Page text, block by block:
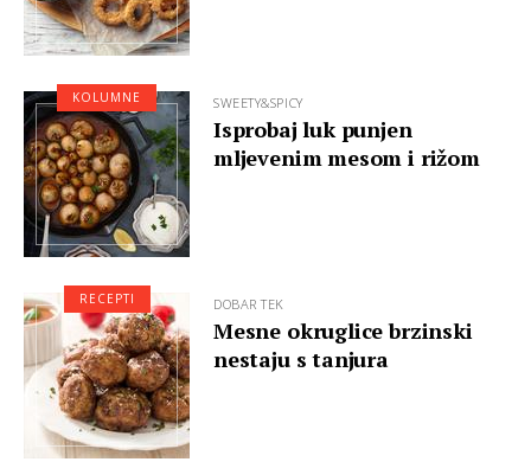
SWEETY&SPICY
Isprobaj luk punjen
mljevenim mesom i rižom
KOLUMNE
DOBAR TEK
Mesne okruglice brzinski
nestaju s tanjura
RECEPTI